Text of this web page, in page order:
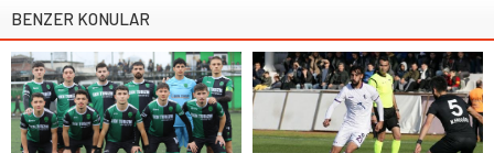
BENZER KONULAR